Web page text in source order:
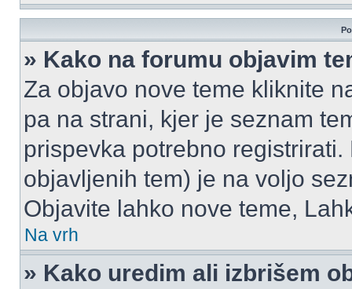
» Kako na forumu objavim
Za objavo nove teme kliknite
pa na strani, kjer je seznam
prispevka potrebno
objavljenih tem) je na voljo
Objavite lahko nove teme,
Na vrh
» Kako uredim ali izbrišem